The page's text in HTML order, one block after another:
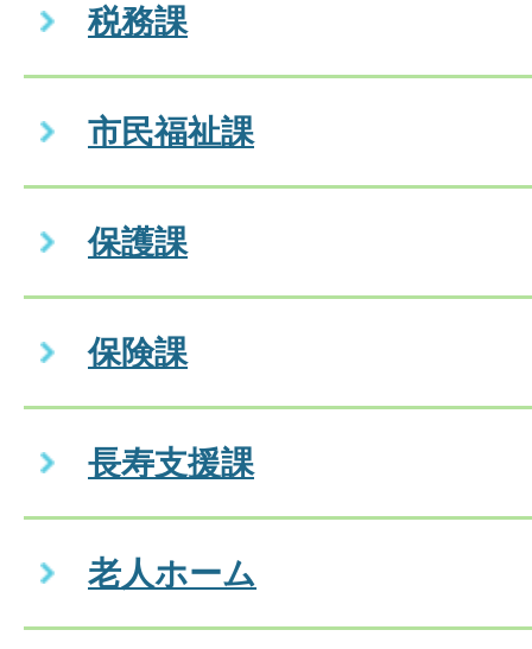
税務課
市民福祉課
保護課
保険課
長寿支援課
老人ホーム